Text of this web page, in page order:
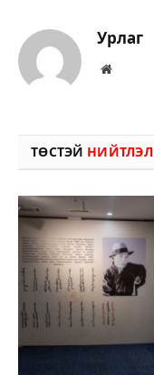
Урлаг
Вэбсайт
ТӨСТЭЙ НИЙТЛЭЛ